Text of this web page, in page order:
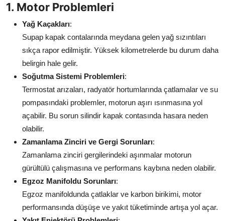
1. Motor Problemleri
Yağ Kaçakları:
Supap kapak contalarında meydana gelen yağ sızıntıları
sıkça rapor edilmiştir. Yüksek kilometrelerde bu durum daha
belirgin hale gelir.
Soğutma Sistemi Problemleri:
Termostat arızaları, radyatör hortumlarında çatlamalar ve su
pompasındaki problemler, motorun aşırı ısınmasına yol
açabilir. Bu sorun silindir kapak contasında hasara neden
olabilir.
Zamanlama Zinciri ve Gergi Sorunları:
Zamanlama zinciri gergilerindeki aşınmalar motorun
gürültülü çalışmasına ve performans kaybına neden olabilir.
Egzoz Manifoldu Sorunları:
Egzoz manifoldunda çatlaklar ve karbon birikimi, motor
performansında düşüşe ve yakıt tüketiminde artışa yol açar.